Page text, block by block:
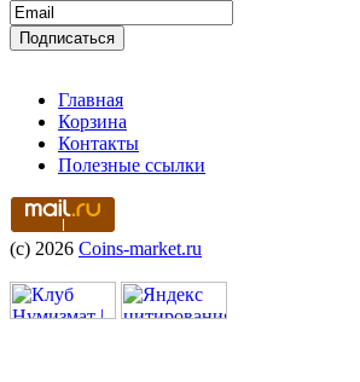
Главная
Корзина
Контакты
Полезные ссылки
(c) 2026 Coins-market.ru